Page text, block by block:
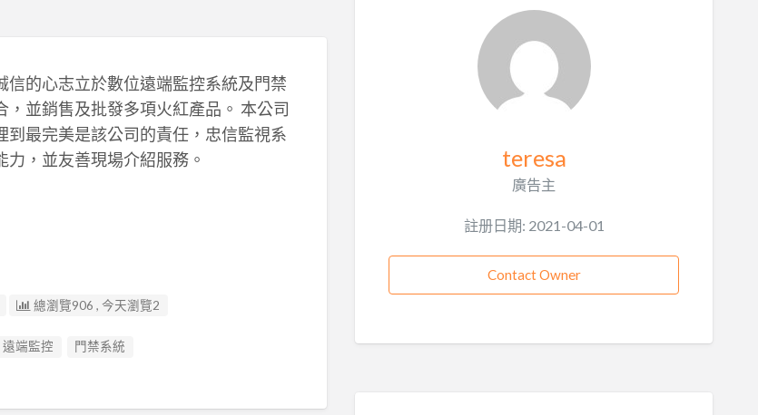
的心志立於數位遠端監控系統及門禁
並銷售及批發多項火紅產品。 本公司
最完美是該公司的責任，忠信監視系
，並友善現場介紹服務。
總瀏覽906 , 今天瀏覽2
遠端監控 門禁系統
teresa
廣告主
註册日期: 2021-04-01
Contact Owner